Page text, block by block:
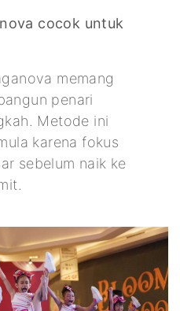
cocok untuk
memang
penari
Metode ini
karena fokus
sebelum naik ke